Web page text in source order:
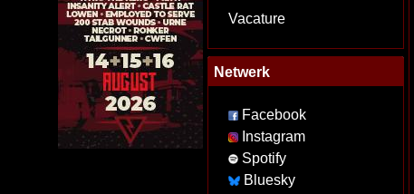
Vacature
Netwerk
Facebook
Instagram
Spotify
Bluesky